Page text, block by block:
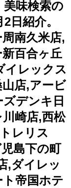
美味検索の
日紹介。
南久米店,
百合ヶ丘
イレックス
店,アービ
デンキ日
崎店,西松
レリス
島下の町
,ダイレッ
帝国ホテ